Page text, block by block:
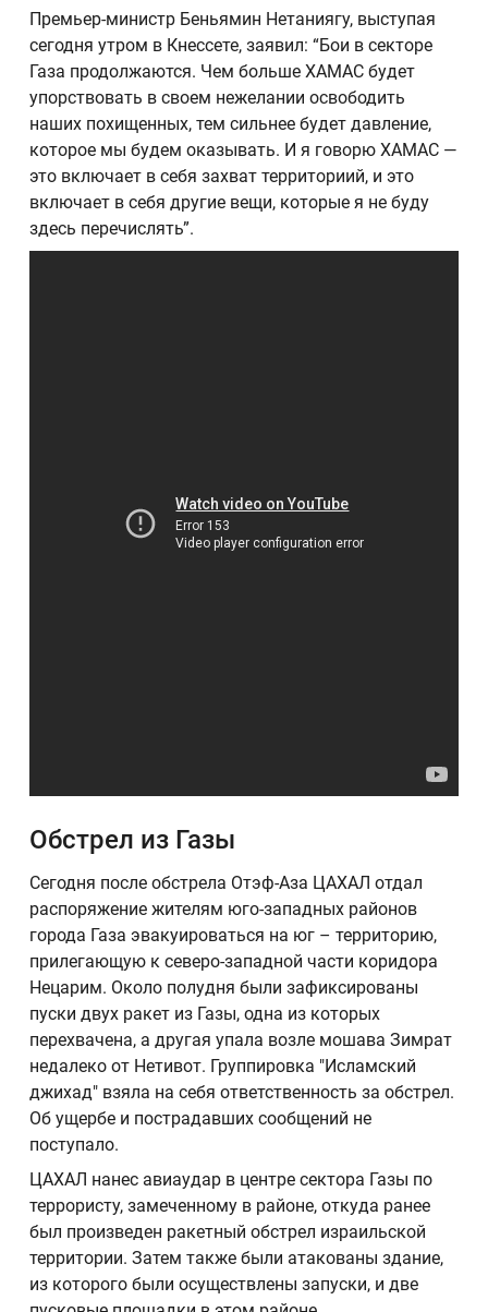
Премьер-министр Беньямин Нетаниягу, выступая
сегодня утром в Кнессете, заявил: “Бои в секторе
Газа продолжаются. Чем больше ХАМАС будет
упорствовать в своем нежелании освободить
наших похищенных, тем сильнее будет давление,
которое мы будем оказывать. И я говорю ХАМАС —
это включает в себя захват территориий, и это
включает в себя другие вещи, которые я не буду
здесь перечислять”.
Обстрел из Газы
Сегодня после обстрела Отэф-Аза ЦАХАЛ отдал
распоряжение жителям юго-западных районов
города Газа эвакуироваться на юг – территорию,
прилегающую к северо-западной части коридора
Нецарим. Около полудня были зафиксированы
пуски двух ракет из Газы, одна из которых
перехвачена, а другая упала возле мошава Зимрат
недалеко от Нетивот. Группировка "Исламский
джихад" взяла на себя ответственность за обстрел.
Об ущербе и пострадавших сообщений не
поступало.
ЦАХАЛ нанес авиаудар в центре сектора Газы по
террористу, замеченному в районе, откуда ранее
был произведен ракетный обстрел израильской
территории. Затем также были атакованы здание,
из которого были осуществлены запуски, и две